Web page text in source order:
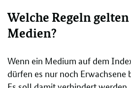
Welche Regeln
Medien?
Wenn ein Medium auf dem
dürfen es nur noch Erwachsene